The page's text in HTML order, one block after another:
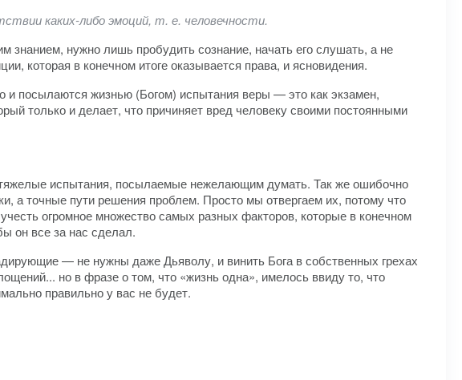
каких-либо эмоций, т. е. человечности.
знанием, нужно лишь пробудить сознание, начать его слушать, а не
которая в конечном итоге оказывается права, и ясновидения.
и посылаются жизнью (Богом) испытания веры — это как экзамен,
только и делает, что причиняет вред человеку своими постоянными
тяжелые испытания, посылаемые нежелающим думать. Так же ошибочно
а точные пути решения проблем. Просто мы отвергаем их, потому что
огромное множество самых разных факторов, которые в конечном
он все за нас сделал.
— не нужны даже Дьяволу, и винить Бога в собственных грехах
но в фразе о том, что «жизнь одна», имелось ввиду то, что
правильно у вас не будет.